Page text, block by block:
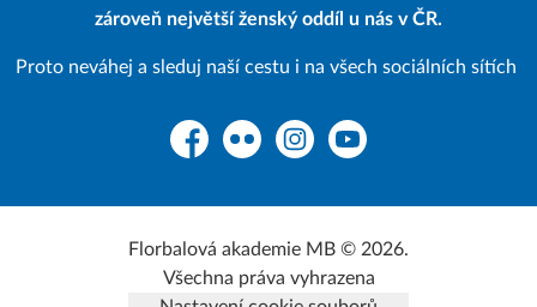
zároveň největší ženský oddíl u nás v ČR.
Proto neváhej a sleduj naší cestu i na všech sociálních sítích
FacebookFlickr InstagramYouTube
Florbalová akademie MB © 2026.
Všechna práva vyhrazena